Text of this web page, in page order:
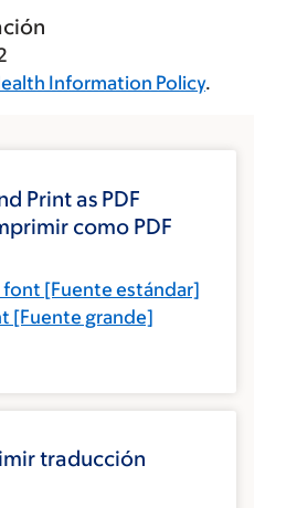
Information Policy.
Print as PDF
como PDF
font [Fuente estándar]
[Fuente grande]
traducción